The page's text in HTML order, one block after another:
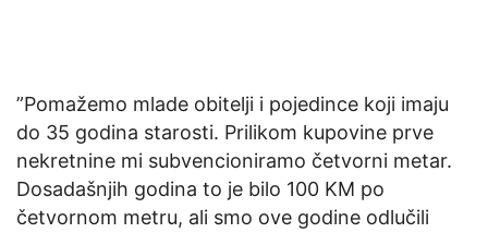
”Pomažemo mlade obitelji i pojedince koji imaju
do 35 godina starosti. Prilikom kupovine prve
nekretnine mi subvencioniramo četvorni metar.
Dosadašnjih godina to je bilo 100 KM po
četvornom metru, ali smo ove godine odlučili